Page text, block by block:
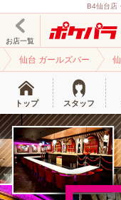
B4仙台店
お店一覧
仙台 ガールズバー
トップ スタッフ